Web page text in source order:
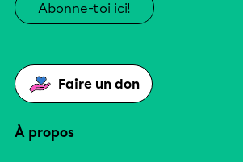
Abonne-toi ici!
Faire un don
À propos